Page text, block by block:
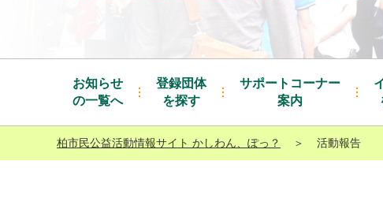
お知らせ
の一覧へ
登録団体
を探す
サポートコーナー
案内
柏市民公益活動情報サイト かしわん、ぽっ？ ＞ 活動報告